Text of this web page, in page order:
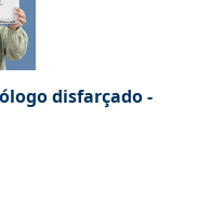
disfarçado -